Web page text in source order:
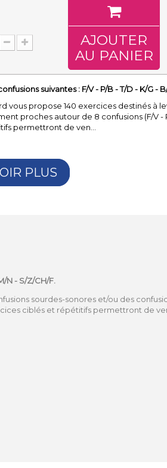
AJOUTER
AU PANIER
suivantes : F/V - P/B - T/D - K/G -
vous propose 140 exercices destinés à
proches autour de 8 confusions (F/V -
permettront de ven...
PLUS
N - S/Z/CH/F.
sourdes-sonores et/ou des
ciblés et répétitifs permettront de